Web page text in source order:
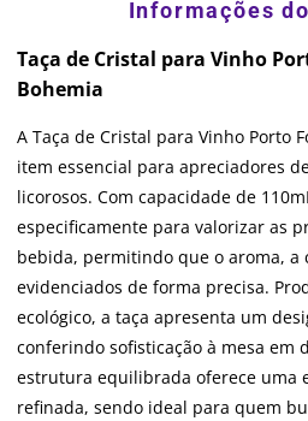
Taça de Cristal para Vinho
Bohemia
A Taça de Cristal para Vinho Porto
item essencial para apreciadores
licorosos. Com capacidade de
especificamente para valorizar as
bebida, permitindo que o aroma, a
evidenciados de forma precisa.
ecológico, a taça apresenta um
conferindo sofisticação à mesa em
estrutura equilibrada oferece uma
refinada, sendo ideal para quem